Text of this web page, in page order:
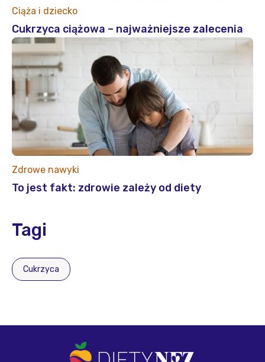
Ciąża i dziecko
Cukrzyca ciążowa – najważniejsze zalecenia
Zdrowe nawyki
To jest fakt: zdrowie zależy od diety
Tagi
cukrzyca